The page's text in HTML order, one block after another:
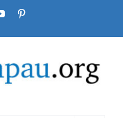
YouTube